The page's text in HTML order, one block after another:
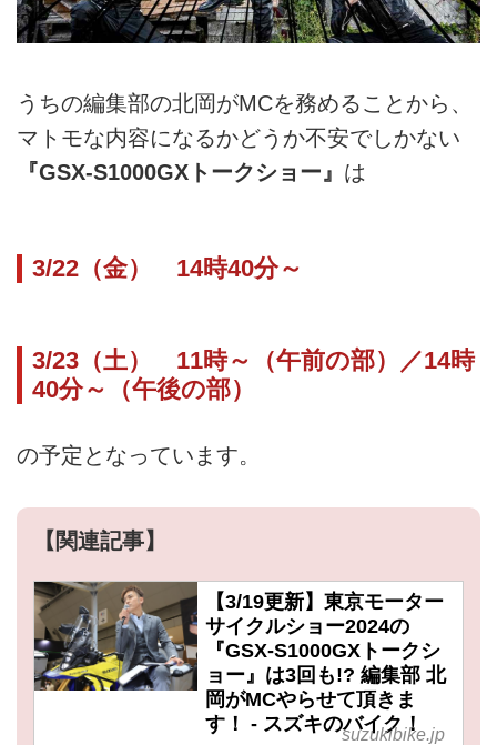
うちの編集部の北岡がMCを務めることから、
マトモな内容になるかどうか不安でしかない
『GSX-S1000GXトークショー』 は
3/22（金） 14時40分～
3/23（土） 11時～（午前の部）／14時
40分～（午後の部）
の予定となっています。
【関連記事】
【3/19更新】東京モーター
サイクルショー2024の
『GSX-S1000GXトークシ
ョー』は3回も!? 編集部 北
岡がMCやらせて頂きま
す！ - スズキのバイク！
suzukibike.jp